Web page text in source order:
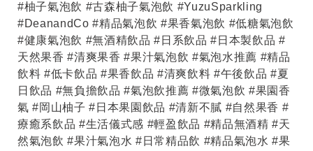
#柚子氣泡飲 #古森柚子氣泡飲 #YuzuSparkling
#DeanandCo #精品氣泡飲 #果香氣泡飲 #低糖氣泡飲
#健康氣泡飲 #無酒精飲品 #日系飲品 #日本製飲品 #
天然果香 #清爽果香 #果汁氣泡飲 #氣泡水推薦 #精品
飲料 #低卡飲品 #果香飲品 #清爽飲料 #午後飲品 #夏
日飲品 #無負擔飲品 #氣泡飲推薦 #微氣泡飲 #果園香
氣 #岡山柚子 #日本果園飲品 #清新不膩 #自然果香 #
療癒系飲品 #生活儀式感 #輕盈飲品 #精品無酒精 #天
然氣泡飲 #果汁氣泡水 #日常精品飲 #精品氣泡水 #果